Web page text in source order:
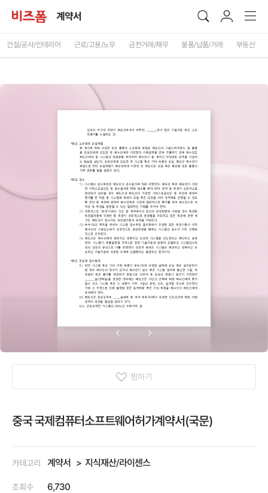
계약서
건설/공사/인테리어 근로/고용/노무 금전거래/채무 물품/납품/거래 부동산
찜하기
중국 국제컴퓨터소프트웨어허가계약서(국문)
카테고리 계약서 지식재산/라이센스
조회수 6,730